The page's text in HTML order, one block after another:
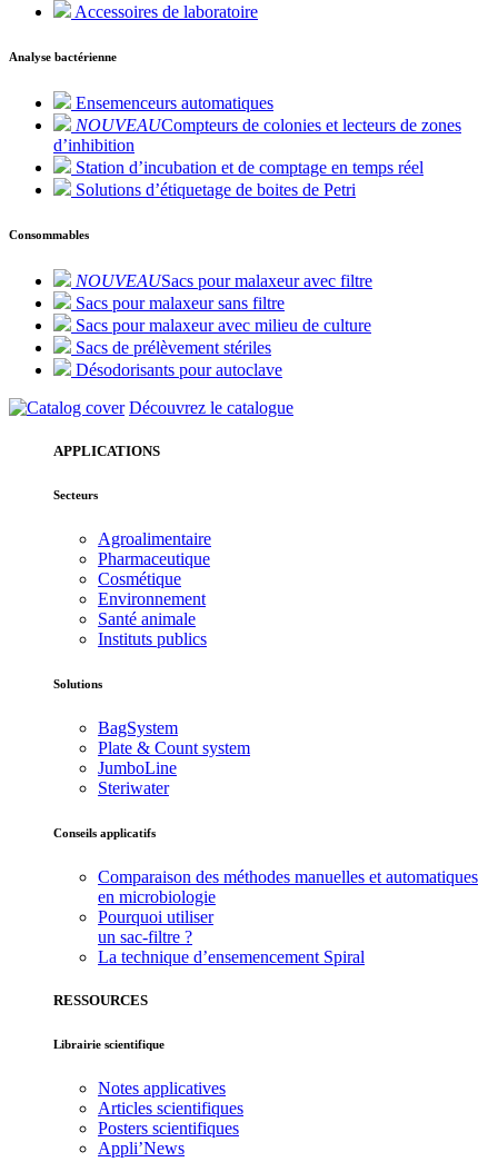
Accessoires de laboratoire
Analyse bactérienne
Ensemenceurs automatiques
NOUVEAUCompteurs de colonies et lecteurs de zones
d’inhibition
Station d’incubation et de comptage en temps réel
Solutions d’étiquetage de boites de Petri
Consommables
NOUVEAUSacs pour malaxeur avec filtre
Sacs pour malaxeur sans filtre
Sacs pour malaxeur avec milieu de culture
Sacs de prélèvement stériles
Désodorisants pour autoclave
Découvrez le catalogue
APPLICATIONS
Secteurs
Agroalimentaire
Pharmaceutique
Cosmétique
Environnement
Santé animale
Instituts publics
Solutions
BagSystem
Plate & Count system
JumboLine
Steriwater
Conseils applicatifs
Comparaison des méthodes manuelles et automatiques
en microbiologie
Pourquoi utiliser
un sac-filtre ?
La technique d’ensemencement Spiral
RESSOURCES
Librairie scientifique
Notes applicatives
Articles scientifiques
Posters scientifiques
Appli’News